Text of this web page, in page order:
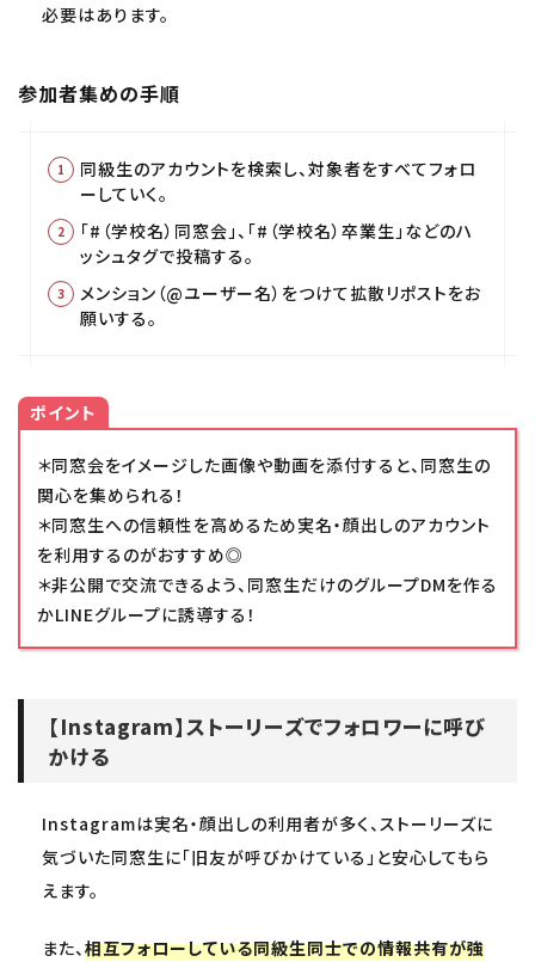
必要はあります。
参加者集めの手順
同級生のアカウントを検索し、対象者をすべてフォロ
ーしていく。
「#（学校名）同窓会」、「#（学校名）卒業生」などのハ
ッシュタグで投稿する。
メンション（@ユーザー名）をつけて拡散リポストをお
願いする。
ポイント
＊同窓会をイメージした画像や動画を添付すると、同窓生の
関心を集められる！
＊同窓生への信頼性を高めるため実名・顔出しのアカウント
を利用するのがおすすめ◎
＊非公開で交流できるよう、同窓生だけのグループDMを作る
かLINEグループに誘導する！
【Instagram】ストーリーズでフォロワーに呼び
かける
Instagramは実名・顔出しの利用者が多く、ストーリーズに
気づいた同窓生に「旧友が呼びかけている」と安心してもら
えます。
また、 相互フォローしている同級生同士での情報共有が強